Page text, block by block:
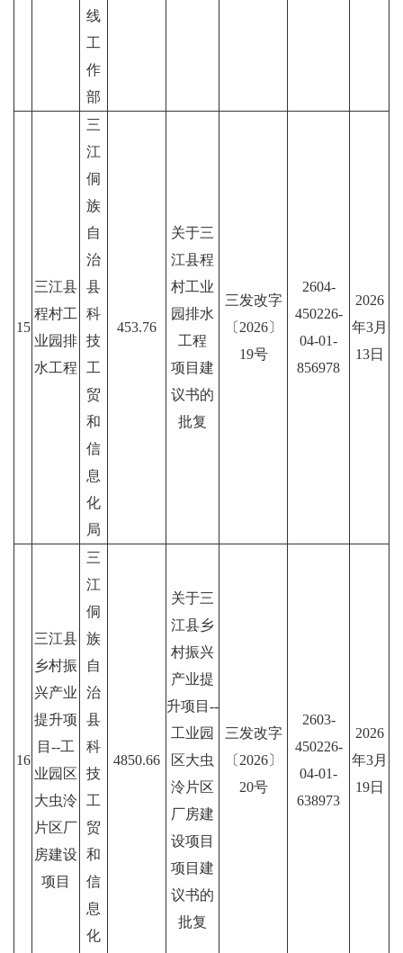
线
工
作
部
15
三江县
程村工
业园排
水工程
三
江
侗
族
自
治
县
科
技
工
贸
和
信
息
化
局
453.76
关于三
江县程
村工业
园排水
工程
项目建
议书的
批复
三发改字
〔2026〕
19号
2604-
450226-
04-01-
856978
2026
年3月
13日
16
三江县
乡村振
兴产业
提升项
目--工
业园区
大虫泠
片区厂
房建设
项目
三
江
侗
族
自
治
县
科
技
工
贸
和
信
息
化
4850.66
关于三
江县乡
村振兴
产业提
升项目--
工业园
区大虫
泠片区
厂房建
设项目
项目建
议书的
批复
三发改字
〔2026〕
20号
2603-
450226-
04-01-
638973
2026
年3月
19日